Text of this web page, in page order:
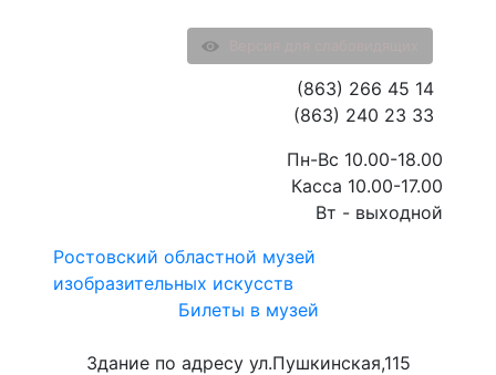
Ростовский областной музей
изобразительных искусств
Билеты в музей
Здание по адресу ул.Пушкинская,115
(863) 266 45 14
(863) 240 23 33
Пн-Вс 10.00-18.00
Касса 10.00-17.00
Вт - выходной